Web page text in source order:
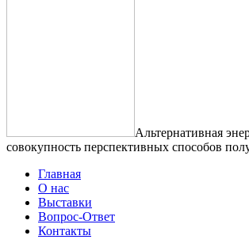
Альтернативная
совокупность перспективных способов
Главная
О нас
Выставки
Вопрос-Ответ
Контакты